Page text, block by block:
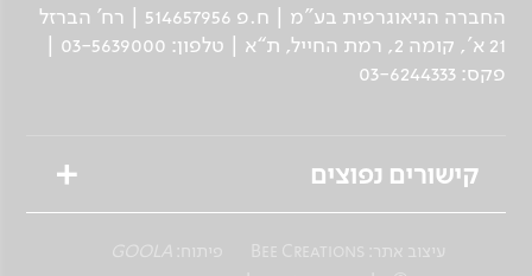
החברה הגיאוגרפית בע"מ | ח.פ 514657956 | רח’ הברזל
21 א', קומה 2, רמת החייל, ת“א | טלפון: 03-5639000 |
פקס: 03-6244333
קישורים נפוצים